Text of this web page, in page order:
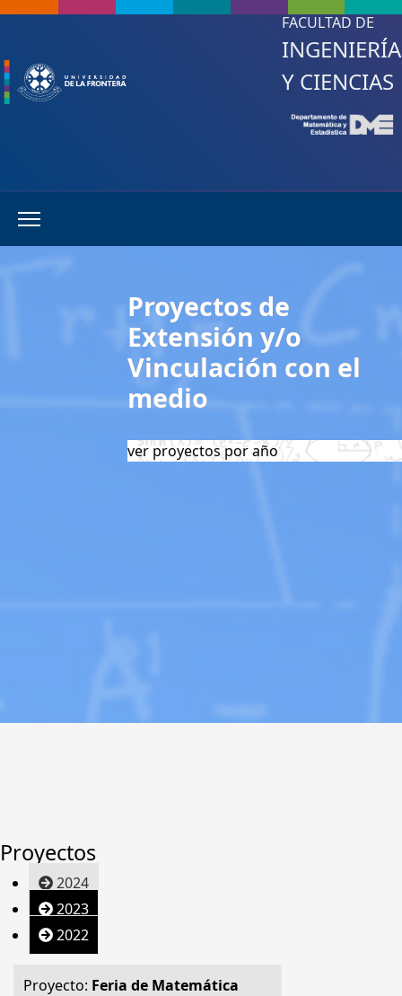
FACULTAD DE
INGENIERÍA
Y CIENCIAS
Proyectos de
Extensión y/o
Vinculación con el
medio
ver proyectos por año
Proyectos
2024
2023
2022
Proyecto: Feria de Matemática